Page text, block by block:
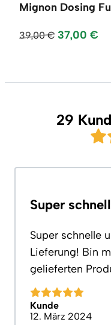
Mignon Dosing
39,00 € 37,00 €
29
Super
Super schnelle
Lieferung! Bin
gelieferten
Kunde
12. März 2024